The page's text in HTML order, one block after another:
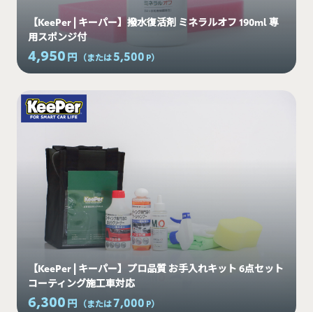
【KeePer | キーパー】撥水復活剤 ミネラルオフ 190ml 専
用スポンジ付
4,950 円 （または5,500 P）
【KeePer | キーパー】プロ品質 お手入れキット 6点セット
コーティング施工車対応
6,300 円 （または7,000 P）